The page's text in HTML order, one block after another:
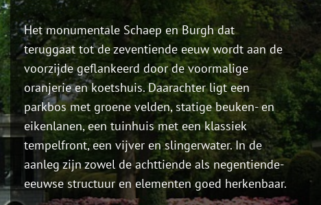
Het monumentale Schaep en Burgh dat
teruggaat tot de zeventiende eeuw wordt aan de
voorzijde geflankeerd door de voormalige
oranjerie en koetshuis. Daarachter ligt een
parkbos met groene velden, statige beuken- en
eikenlanen, een tuinhuis met een klassiek
tempelfront, een vijver en slingerwater. In de
aanleg zijn zowel de achttiende als negentiende-
eeuwse structuur en elementen goed herkenbaar.